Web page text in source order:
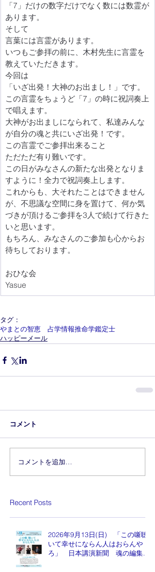
「7」だけの数字だけでなく数には数霊が
あります。
そして
言葉には言霊があります。
いつもご参拝の前に、木村先生に言霊を
教えていただきます。
今回は
「いざ出発！大神のお出まし！」です。
この言霊をちょうど「7」の時に祝詞奏上
で唱えます。
大神がお出ましになられて、私達みんな
が自分の魂と共にいざ出発！です。
この言霊でご参拝出来ること
ただただ有り難いです。
この日がみなさんの新たな出発となりま
すように！全力で祝詞奏上します。
これからも、大それたことはできません
が、不思議な空間に身を置けて、何か気
づきが頂けるご参拝を3人で続けて行きた
いと思います。
もちろん、みなさんのご参加も心からお
待ちしております。
おひな会
Yasue
タグ：
やまとの智恵 占学情報推命学鑑定士
ハッピーメール
コメント
コメントを追加…
Recent Posts
2026年9月13日(日) 「この噺聴
いて幸せにならん人はおらんや
ろ」 日本講演新聞 魂の編集